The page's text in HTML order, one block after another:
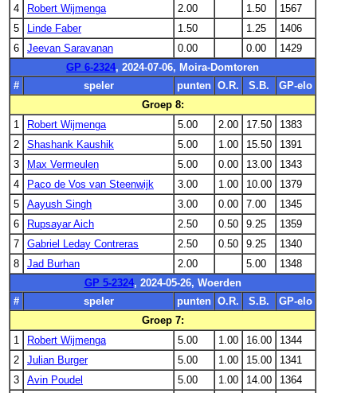
4
Robert Wijmenga 2.00 1.50
1567
5
Linde Faber 1.50 1.25
1406
6
Jeevan Saravanan 0.00 0.00
1429
GP 6-2324, 2024-07-06, Moira-Domtoren
#
speler punten O.R. S.B.
GP-elo
Groep 8:
1
Robert Wijmenga 5.00 2.00 17.50
1383
2
Shashank Kaushik 5.00 1.00 15.50
1391
3
Max Vermeulen 5.00 0.00 13.00
1343
4
Paco de Vos van Steenwijk 3.00 1.00 10.00
1379
5
Aayush Singh 3.00 0.00 7.00
1345
6
Rupsayar Aich 2.50 0.50 9.25
1359
7
Gabriel Leday Contreras 2.50 0.50 9.25
1340
8
Jad Burhan 2.00 5.00
1348
GP 5-2324, 2024-05-26, Woerden
#
speler punten O.R. S.B.
GP-elo
Groep 7:
1
Robert Wijmenga 5.00 1.00 16.00
1344
2
Julian Burger 5.00 1.00 15.00
1341
3
Avin Poudel 5.00 1.00 14.00
1364